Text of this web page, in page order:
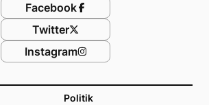
Politik
Facebook
Twitter
Instagram